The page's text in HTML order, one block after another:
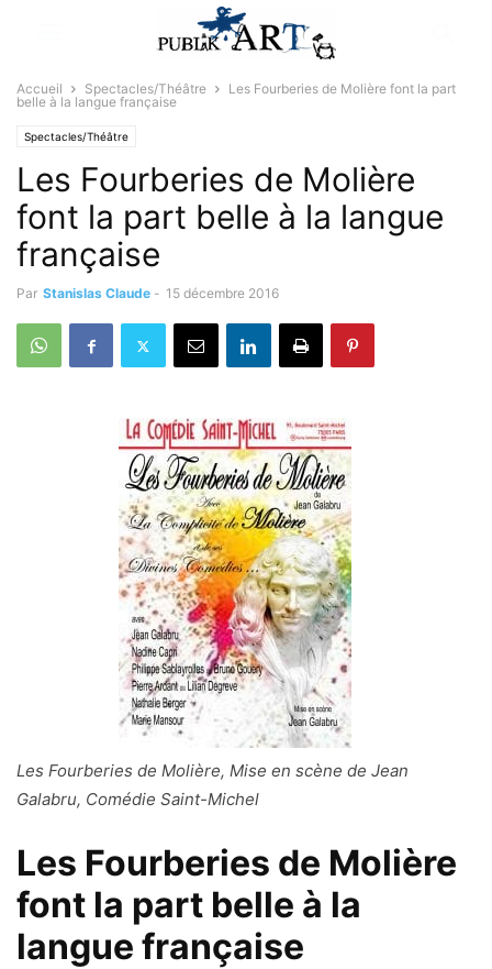
Accueil Spectacles/Théâtre
Les Fourberies de Molière font la part
belle à la langue française
Spectacles/Théâtre
Les Fourberies de Molière
font la part belle à la langue
française
Par Stanislas Claude - 15 décembre 2016
Les Fourberies de Molière, Mise en scène de Jean
Galabru, Comédie Saint-Michel
Les Fourberies de Molière
font la part belle à la
langue française